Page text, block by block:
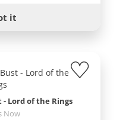
it
Lord of the Rings
Now